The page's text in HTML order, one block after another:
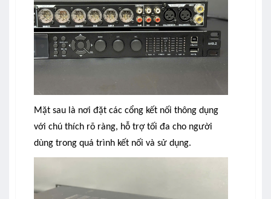
Mặt sau là nơi đặt các cổng kết nối thông dụng
với chú thích rõ ràng, hỗ trợ tối đa cho người
dùng trong quá trình kết nối và sử dụng.